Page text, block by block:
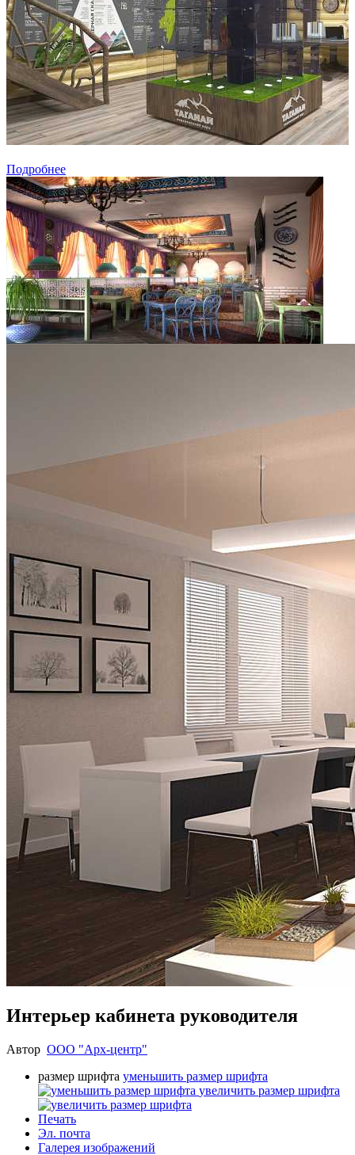
Подробнее
Интерьер кабинета руководителя
Автор ООО "Арх-центр"
размер шрифта уменьшить размер шрифта
увеличить размер шрифта
Печать
Эл. почта
Галерея изображений